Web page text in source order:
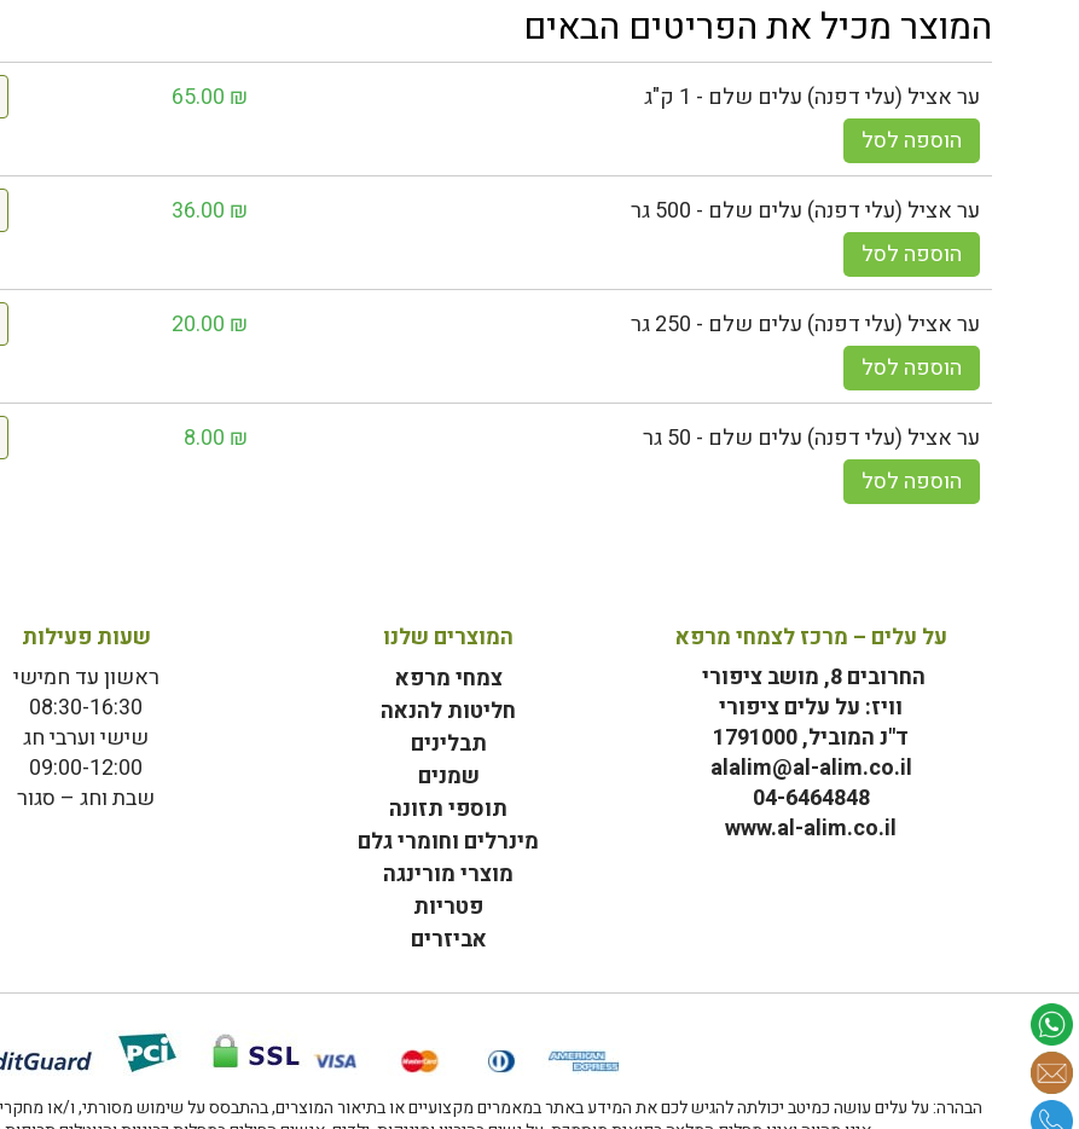
המוצר מכיל את הפריטים הבאים
ער אציל (עלי דפנה) עלים שלם - 1 ק"ג 65.00 ₪
הוספה לסל
ער אציל (עלי דפנה) עלים שלם - 500 גר 36.00 ₪
הוספה לסל
ער אציל (עלי דפנה) עלים שלם - 250 גר 20.00 ₪
הוספה לסל
ער אציל (עלי דפנה) עלים שלם - 50 גר 8.00 ₪
הוספה לסל
על עלים – מרכז לצמחי מרפא
החרובים 8, מושב ציפורי
וויז: על עלים ציפורי
ד"נ המוביל, 1791000
alalim@al-alim.co.il
04-6464848
www.al-alim.co.il
המוצרים שלנו
צמחי מרפא
חליטות להנאה
תבלינים
שמנים
תוספי תזונה
מינרלים וחומרי גלם
מוצרי מורינגה
פטריות
אביזרים
שעות פעילות
ראשון עד חמישי
08:30-16:30
שישי וערבי חג
09:00-12:00
שבת וחג – סגור
הבהרה: על עלים עושה כמיטב יכולתה להגיש לכם את המידע באתר במאמרים מקצועיים או בתיאור המוצרים, בהתבסס על שימוש מסורתי, ו/או